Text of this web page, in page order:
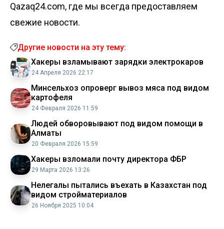
Qazaq24.com, где мы всегда предоставляем
свежие новости.
Другие новости на эту тему:
Хакеры взламывают зарядки электрокаров
24 Апреля 2026 22:17
Минсельхоз опроверг вывоз мяса под видом
картофеля
24 Февраля 2026 11:59
Людей обворовывают под видом помощи в
Алматы
20 Февраля 2026 15:59
Хакеры взломали почту директора ФБР
29 Марта 2026 13:26
Нелегалы пытались въехать в Казахстан под
видом стройматериалов
26 Ноября 2025 10:04